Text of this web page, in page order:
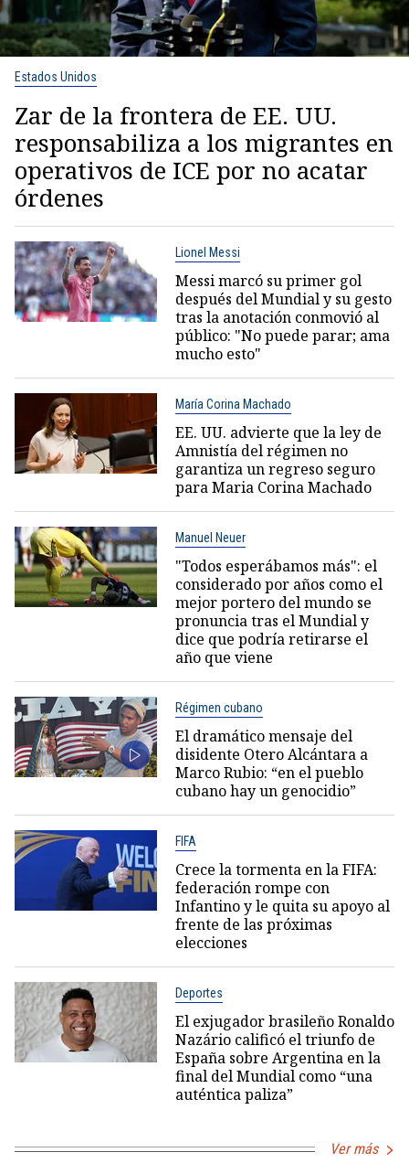
Estados Unidos
Zar de la frontera de EE. UU.
responsabiliza a los migrantes en
operativos de ICE por no acatar
órdenes
Lionel Messi
Messi marcó su primer gol
después del Mundial y su gesto
tras la anotación conmovió al
público: "No puede parar; ama
mucho esto"
María Corina Machado
EE. UU. advierte que la ley de
Amnistía del régimen no
garantiza un regreso seguro
para Maria Corina Machado
Manuel Neuer
"Todos esperábamos más": el
considerado por años como el
mejor portero del mundo se
pronuncia tras el Mundial y
dice que podría retirarse el
año que viene
Régimen cubano
El dramático mensaje del
disidente Otero Alcántara a
Marco Rubio: “en el pueblo
cubano hay un genocidio”
FIFA
Crece la tormenta en la FIFA:
federación rompe con
Infantino y le quita su apoyo al
frente de las próximas
elecciones
Deportes
El exjugador brasileño Ronaldo
Nazário calificó el triunfo de
España sobre Argentina en la
final del Mundial como “una
auténtica paliza”
Ver más